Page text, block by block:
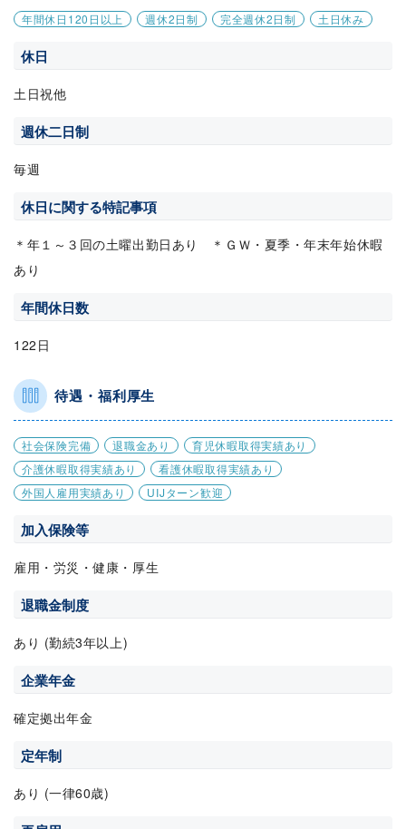
年間休日120日以上 週休2日制 完全週休2日制 土日休み
休日
土日祝他
週休二日制
毎週
休日に関する特記事項
＊年１～３回の土曜出勤日あり ＊ＧＷ・夏季・年末年始休暇
あり
年間休日数
122日
待遇・福利厚生
社会保険完備 退職金あり
育児休暇取得実績あり
介護休暇取得実績あり
看護休暇取得実績あり
外国人雇用実績あり
UIJターン歓迎
加入保険等
雇用・労災・健康・厚生
退職金制度
あり (勤続3年以上)
企業年金
確定拠出年金
定年制
あり (一律60歳)